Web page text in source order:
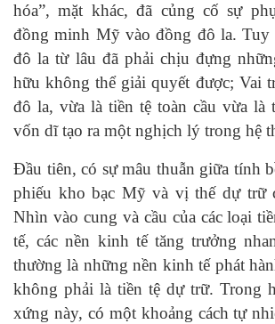
hóa”, mặt khác, đã củng cố sự
đồng minh Mỹ vào đồng đô la. Tuy
đô la từ lâu đã phải chịu đựng
hữu không thể giải quyết được; Vai
đô la, vừa là tiền tệ toàn cầu vừa là
vốn dĩ tạo ra một nghịch lý trong hệ
Đầu tiên, có sự mâu thuẫn giữa tính
phiếu kho bạc Mỹ và vị thế dự trữ
Nhìn vào cung và cầu của các loại
tế, các nền kinh tế tăng trưởng
thường là những nền kinh tế phát
không phải là tiền tệ dự trữ. Trong
xứng này, có một khoảng cách tự